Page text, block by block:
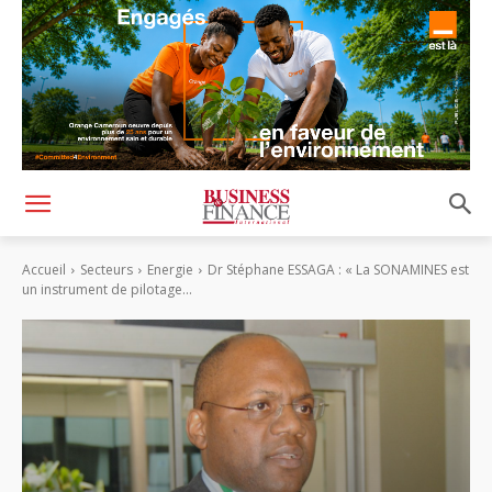
Accueil Secteurs Energie
Dr Stéphane ESSAGA : « La SONAMINES est
un instrument de pilotage...